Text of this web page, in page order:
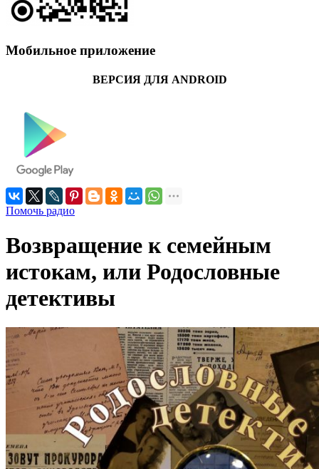
Мобильное приложение
ВЕРСИЯ ДЛЯ ANDROID
Помочь радио
Возвращение к семейным
истокам, или Родословные
детективы